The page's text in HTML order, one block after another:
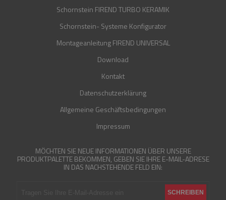
Schornstein FIREND TURBO KERAMIK
Schornstein- Systeme Konfigurator
Montageanleitung FIREND UNIVERSAL
Download
Kontakt
Datenschutzerklärung
Allgemeine Geschäftsbedingungen
Impressum
MÖCHTEN SIE NEUE INFORMATIONEN ÜBER UNSERE
PRODUKTPALETTE BEKOMMEN, GEBEN SIE IHRE E-MAIL-ADRESE
IN DAS NACHSTEHENDE FELD EIN: